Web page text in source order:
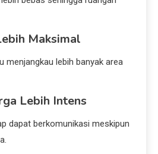
Maksimal
menjangkau lebih banyak area
Lebih Intens
dapat berkomunikasi meskipun